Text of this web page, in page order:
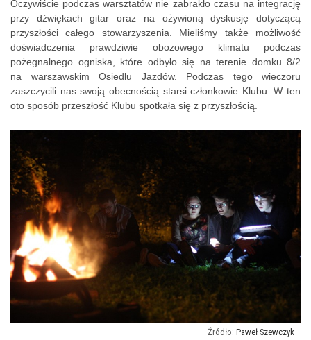
Oczywiście podczas warsztatów nie zabrakło czasu na integrację
przy dźwiękach gitar oraz na ożywioną dyskusję dotyczącą
przyszłości całego stowarzyszenia. Mieliśmy także możliwość
doświadczenia prawdziwie obozowego klimatu podczas
pożegnalnego ogniska, które odbyło się na terenie domku 8/2
na warszawskim Osiedlu Jazdów. Podczas tego wieczoru
zaszczycili nas swoją obecnością starsi członkowie Klubu. W ten
oto sposób przeszłość Klubu spotkała się z przyszłością.
Paweł Szewczyk